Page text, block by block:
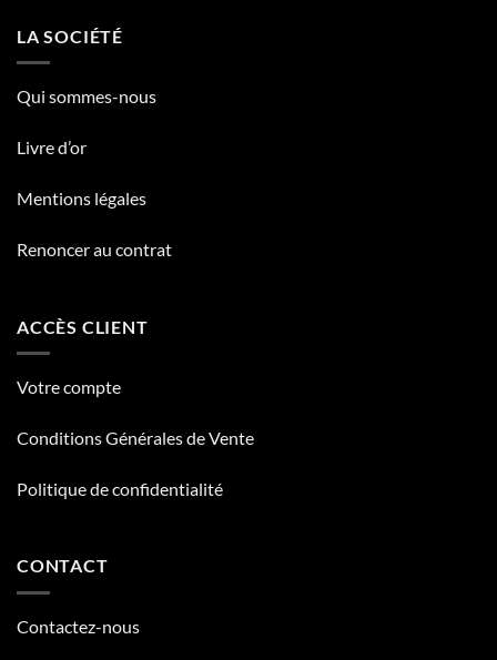
LA SOCIÉTÉ
Qui sommes-nous
Livre d’or
Mentions légales
Renoncer au contrat
ACCÈS CLIENT
Votre compte
Conditions Générales de Vente
Politique de confidentialité
CONTACT
Contactez-nous